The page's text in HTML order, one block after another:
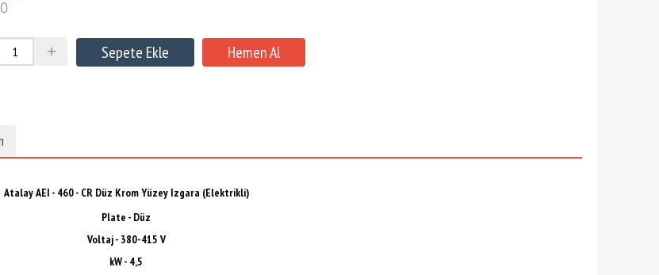
Atalay AEI - 460 - CR Düz Krom Yüzey Izgara (Elektrikli)
Plate - Düz
Voltaj - 380-415 V
kW - 4,5